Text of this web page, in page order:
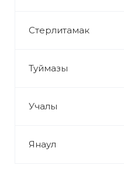
Стерлитамак
Туймазы
Учалы
Янаул